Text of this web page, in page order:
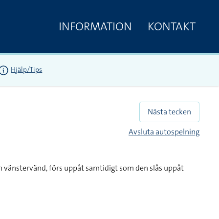
INFORMATION KONTAKT
Hjälp/Tips
Nästa tecken
Avsluta autospelning
vänstervänd, förs uppåt samtidigt som den slås uppåt